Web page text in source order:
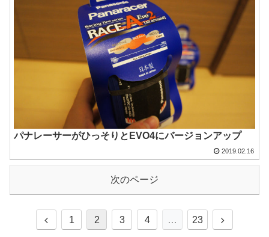
パナレーサーがひっそりとEVO4にバージョンアップ
2019.02.16
次のページ
1 2 3 4 … 23